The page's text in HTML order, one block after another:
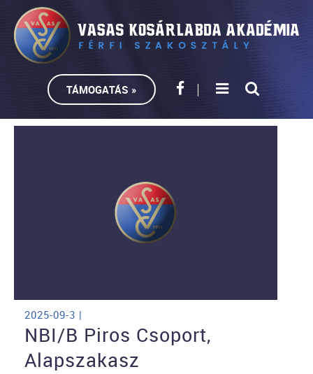
TÁMOGATÁS »
2025-09-3 |
NBI/B Piros Csoport,
Alapszakasz